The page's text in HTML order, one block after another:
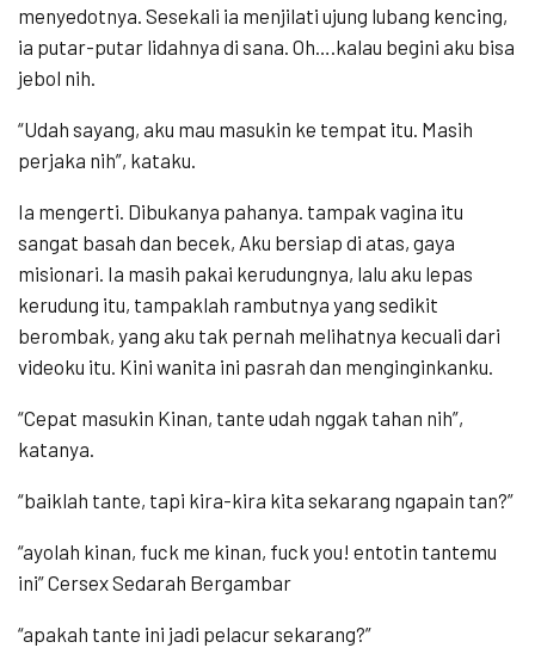
menyedotnya. Sesekali ia menjilati ujung lubang kencing,
ia putar-putar lidahnya di sana. Oh….kalau begini aku bisa
jebol nih.
“Udah sayang, aku mau masukin ke tempat itu. Masih
perjaka nih”, kataku.
Ia mengerti. Dibukanya pahanya. tampak vagina itu
sangat basah dan becek, Aku bersiap di atas, gaya
misionari. Ia masih pakai kerudungnya, lalu aku lepas
kerudung itu, tampaklah rambutnya yang sedikit
berombak, yang aku tak pernah melihatnya kecuali dari
videoku itu. Kini wanita ini pasrah dan menginginkanku.
“Cepat masukin Kinan, tante udah nggak tahan nih”,
katanya.
“baiklah tante, tapi kira-kira kita sekarang ngapain tan?”
“ayolah kinan, fuck me kinan, fuck you! entotin tantemu
ini” Cersex Sedarah Bergambar
“apakah tante ini jadi pelacur sekarang?”